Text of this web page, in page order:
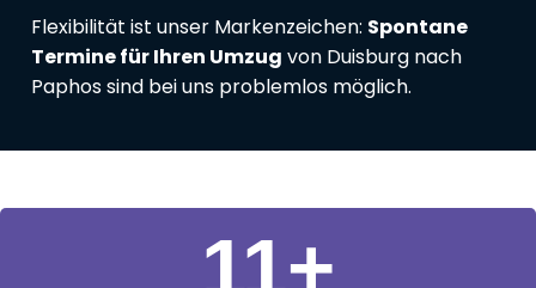
Flexibilität ist unser Markenzeichen: Spontane
Termine für Ihren Umzug von Duisburg nach
Paphos sind bei uns problemlos möglich.
11+